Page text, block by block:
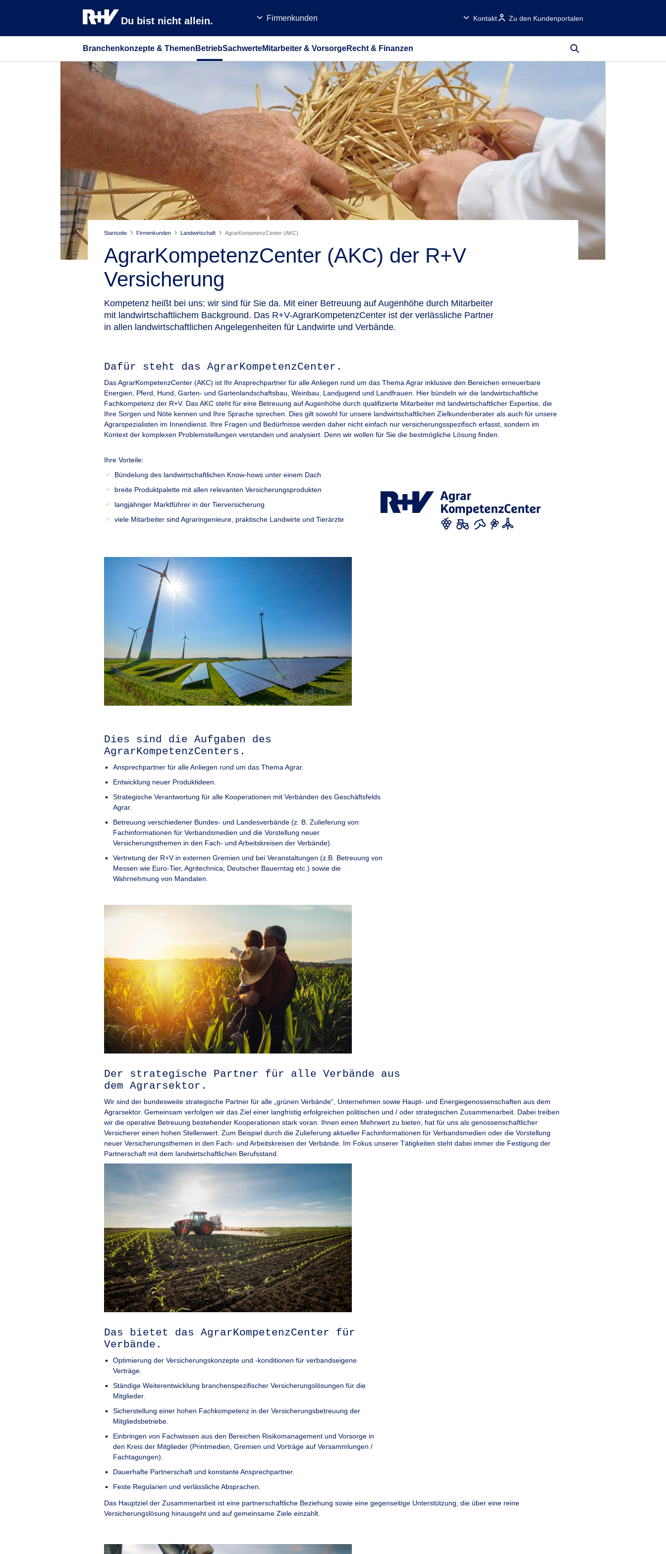
Du bist nicht allein. Firmenkunden Kontakt Zu den Kundenportalen
Branchenkonzepte & Themen BetriebSachwerteMitarbeiter & VorsorgeRecht & Finanzen
Startseite Firmenkunden Landwirtschaft AgrarKompetenzCenter (AKC)
AgrarKompetenzCenter (AKC) der R+V
Versicherung
Kompetenz heißt bei uns: wir sind für Sie da. Mit einer Betreuung auf Augenhöhe durch Mitarbeiter
mit landwirtschaftlichem Background. Das R+V-AgrarKompetenzCenter ist der verlässliche Partner
in allen landwirtschaftlichen Angelegenheiten für Landwirte und Verbände.
Dafür steht das AgrarKompetenzCenter.
Das AgrarKompetenzCenter (AKC) ist Ihr Ansprechpartner für alle Anliegen rund um das Thema Agrar inklusive den Bereichen erneuerbare
Energien, Pferd, Hund, Garten- und Gartenlandschaftsbau, Weinbau, Landjugend und Landfrauen. Hier bündeln wir die landwirtschaftliche
Fachkompetenz der R+V. Das AKC steht für eine Betreuung auf Augenhöhe durch qualifizierte Mitarbeiter mit landwirtschaftlicher Expertise, die
Ihre Sorgen und Nöte kennen und Ihre Sprache sprechen. Dies gilt sowohl für unsere landwirtschaftlichen Zielkundenberater als auch für unsere
Agrarspezialisten im Innendienst. Ihre Fragen und Bedürfnisse werden daher nicht einfach nur versicherungsspezifisch erfasst, sondern im
Kontext der komplexen Problemstellungen verstanden und analysiert. Denn wir wollen für Sie die bestmögliche Lösung finden.
Ihre Vorteile:
Bündelung des landwirtschaftlichen Know-hows unter einem Dach
breite Produktpalette mit allen relevanten Versicherungsprodukten
langjähriger Marktführer in der Tierversicherung
viele Mitarbeiter sind Agraringenieure, praktische Landwirte und Tierärzte
Dies sind die Aufgaben des
AgrarKompetenzCenters.
Ansprechpartner für alle Anliegen rund um das Thema Agrar.
Entwicklung neuer Produktideen.
Strategische Verantwortung für alle Kooperationen mit Verbänden des Geschäftsfelds
Agrar.
Betreuung verschiedener Bundes- und Landesverbände (z. B. Zulieferung von
Fachinformationen für Verbandsmedien und die Vorstellung neuer
Versicherungsthemen in den Fach- und Arbeitskreisen der Verbände).
Vertretung der R+V in externen Gremien und bei Veranstaltungen (z.B. Betreuung von
Messen wie Euro-Tier, Agritechnica, Deutscher Bauerntag etc.) sowie die
Wahrnehmung von Mandaten.
Der strategische Partner für alle Verbände aus
dem Agrarsektor.
Wir sind der bundesweite strategische Partner für alle „grünen Verbände“, Unternehmen sowie Haupt- und Energiegenossenschaften aus dem
Agrarsektor. Gemeinsam verfolgen wir das Ziel einer langfristig erfolgreichen politischen und / oder strategischen Zusammenarbeit. Dabei treiben
wir die operative Betreuung bestehender Kooperationen stark voran. Ihnen einen Mehrwert zu bieten, hat für uns als genossenschaftlicher
Versicherer einen hohen Stellenwert. Zum Beispiel durch die Zulieferung aktueller Fachinformationen für Verbandsmedien oder die Vorstellung
neuer Versicherungsthemen in den Fach- und Arbeitskreisen der Verbände. Im Fokus unserer Tätigkeiten steht dabei immer die Festigung der
Partnerschaft mit dem landwirtschaftlichen Berufsstand.
Das bietet das AgrarKompetenzCenter für
Verbände.
Optimierung der Versicherungskonzepte und -konditionen für verbandseigene
Verträge.
Ständige Weiterentwicklung branchenspezifischer Versicherungslösungen für die
Mitglieder.
Sicherstellung einer hohen Fachkompetenz in der Versicherungsbetreuung der
Mitgliedsbetriebe.
Einbringen von Fachwissen aus den Bereichen Risikomanagement und Vorsorge in
den Kreis der Mitglieder (Printmedien, Gremien und Vorträge auf Versammlungen /
Fachtagungen).
Dauerhafte Partnerschaft und konstante Ansprechpartner.
Feste Regularien und verlässliche Absprachen.
Das Hauptziel der Zusammenarbeit ist eine partnerschaftliche Beziehung sowie eine gegenseitige Unterstützung, die über eine reine
Versicherungslösung hinausgeht und auf gemeinsame Ziele einzahlt.